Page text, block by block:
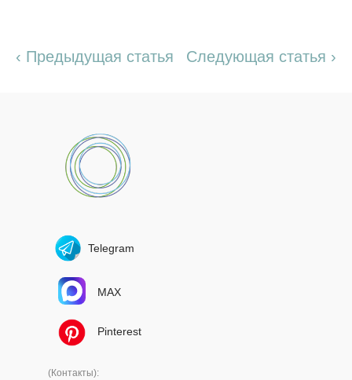
‹ Предыдущая статья Следующая статья ›
Telegram
MAX
Pinterest
(Контакты):